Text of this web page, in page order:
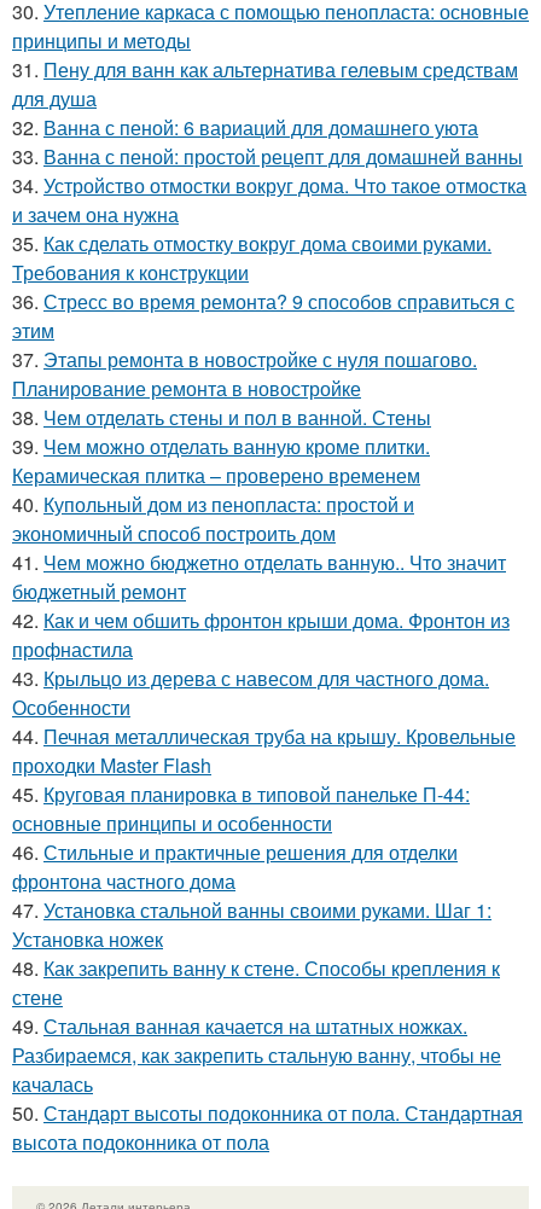
30. Утепление каркаса с помощью пенопласта: основные
принципы и методы
31. Пену для ванн как альтернатива гелевым средствам
для душа
32. Ванна с пеной: 6 вариаций для домашнего уюта
33. Ванна с пеной: простой рецепт для домашней ванны
34. Устройство отмостки вокруг дома. Что такое отмостка
и зачем она нужна
35. Как сделать отмостку вокруг дома своими руками.
Требования к конструкции
36. Стресс во время ремонта? 9 способов справиться с
этим
37. Этапы ремонта в новостройке с нуля пошагово.
Планирование ремонта в новостройке
38. Чем отделать стены и пол в ванной. Стены
39. Чем можно отделать ванную кроме плитки.
Керамическая плитка – проверено временем
40. Купольный дом из пенопласта: простой и
экономичный способ построить дом
41. Чем можно бюджетно отделать ванную.. Что значит
бюджетный ремонт
42. Как и чем обшить фронтон крыши дома. Фронтон из
профнастила
43. Крыльцо из дерева с навесом для частного дома.
Особенности
44. Печная металлическая труба на крышу. Кровельные
проходки Master Flash
45. Круговая планировка в типовой панельке П-44:
основные принципы и особенности
46. Стильные и практичные решения для отделки
фронтона частного дома
47. Установка стальной ванны своими руками. Шаг 1:
Установка ножек
48. Как закрепить ванну к стене. Способы крепления к
стене
49. Стальная ванная качается на штатных ножках.
Разбираемся, как закрепить стальную ванну, чтобы не
качалась
50. Стандарт высоты подоконника от пола. Стандартная
высота подоконника от пола